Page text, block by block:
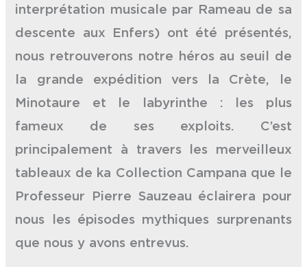
interprétation musicale par Rameau de sa
descente aux Enfers) ont été présentés,
nous retrouverons notre héros au seuil de
la grande expédition vers la Crète, le
Minotaure et le labyrinthe : les plus
fameux de ses exploits. C’est
principalement à travers les merveilleux
tableaux de ka Collection Campana que le
Professeur Pierre Sauzeau éclairera pour
nous les épisodes mythiques surprenants
que nous y avons entrevus.